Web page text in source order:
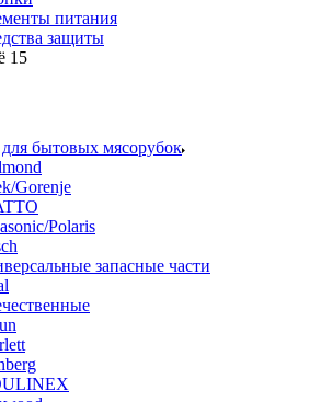
питания
защиты
15
для бытовых мясорубок
Gorenje
Polaris
запасные части